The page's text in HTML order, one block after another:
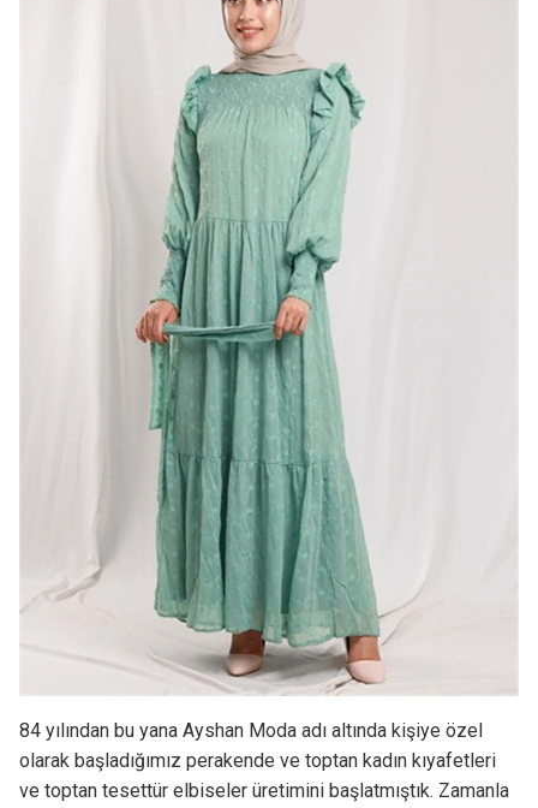
84 yılından bu yana Ayshan Moda adı altında kişiye özel
olarak başladığımız perakende ve toptan kadın kıyafetleri
ve toptan tesettür elbiseler üretimini başlatmıştık. Zamanla